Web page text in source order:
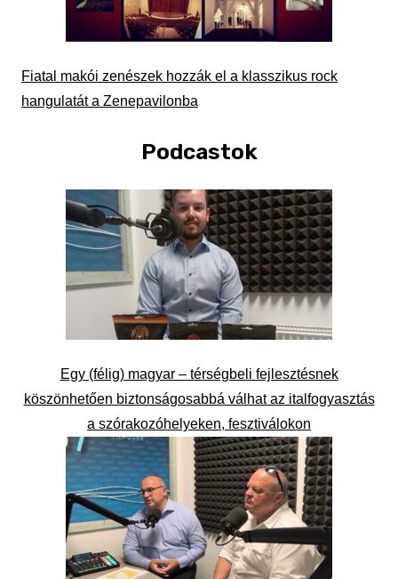
Fiatal makói zenészek hozzák el a klasszikus rock
hangulatát a Zenepavilonba
Podcastok
Egy (félig) magyar – térségbeli fejlesztésnek
köszönhetően biztonságosabbá válhat az italfogyasztás
a szórakozóhelyeken, fesztiválokon